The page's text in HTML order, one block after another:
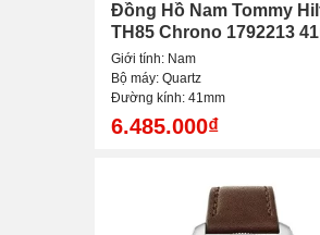
Đồng Hồ Nam Tommy
TH85 Chrono 1792213
Giới tính: Nam
Bộ máy: Quartz
Đường kính: 41mm
6.485.000₫